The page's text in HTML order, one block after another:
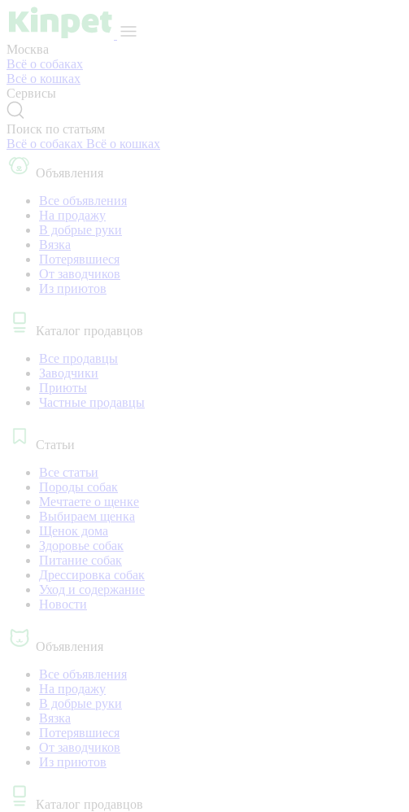
Москва
Всё о собаках
Всё о кошках
Сервисы
Поиск по статьям
Всё о собаках Всё о кошках
Объявления
Все объявления
На продажу
В добрые руки
Вязка
Потерявшиеся
От заводчиков
Из приютов
Каталог продавцов
Все продавцы
Заводчики
Приюты
Частные продавцы
Статьи
Все статьи
Породы собак
Мечтаете о щенке
Выбираем щенка
Щенок дома
Здоровье собак
Питание собак
Дрессировка собак
Уход и содержание
Новости
Объявления
Все объявления
На продажу
В добрые руки
Вязка
Потерявшиеся
От заводчиков
Из приютов
Каталог продавцов